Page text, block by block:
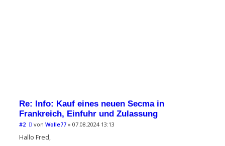
Re: Info: Kauf eines neuen Secma in
Frankreich, Einfuhr und Zulassung
#2
B
i
von Wolle77 » 07.08.2024 13:13
Hallo Fred,